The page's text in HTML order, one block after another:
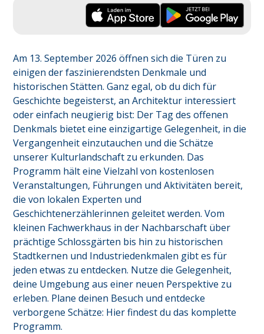
Am 13. September 2026 öffnen sich die Türen zu
einigen der faszinierendsten Denkmale und
historischen Stätten. Ganz egal, ob du dich für
Geschichte begeisterst, an Architektur interessiert
oder einfach neugierig bist: Der Tag des offenen
Denkmals bietet eine einzigartige Gelegenheit, in die
Vergangenheit einzutauchen und die Schätze
unserer Kulturlandschaft zu erkunden. Das
Programm hält eine Vielzahl von kostenlosen
Veranstaltungen, Führungen und Aktivitäten bereit,
die von lokalen Experten und
Geschichtenerzählerinnen geleitet werden. Vom
kleinen Fachwerkhaus in der Nachbarschaft über
prächtige Schlossgärten bis hin zu historischen
Stadtkernen und Industriedenkmalen gibt es für
jeden etwas zu entdecken. Nutze die Gelegenheit,
deine Umgebung aus einer neuen Perspektive zu
erleben. Plane deinen Besuch und entdecke
verborgene Schätze: Hier findest du das komplette
Programm.